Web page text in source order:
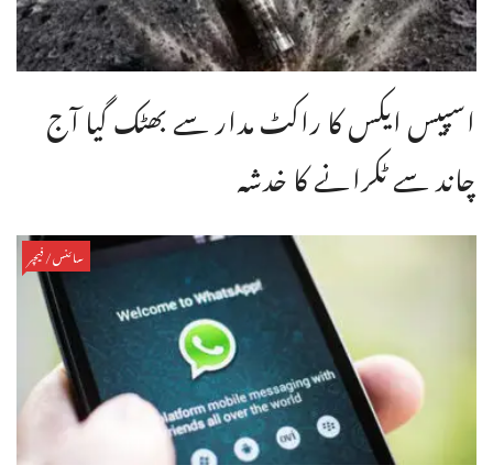
اسپیس ایکس کا راکٹ مدار سے بھٹک گیا آج
چاند سے ٹکرانے کا خدشہ
سائنس/فیچر